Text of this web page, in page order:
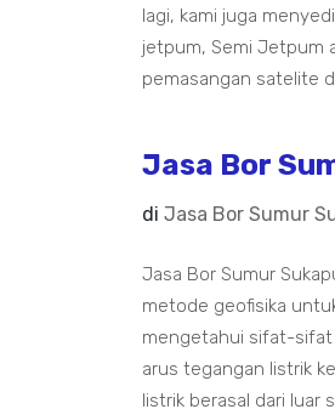
lagi, kami juga
jetpum, Semi Jetpum
pemasangan satelite
Jasa Bor
di Jasa Bor Sumur
Jasa Bor Sumur
metode geofisika
mengetahui sifat-sifat
arus tegangan listrik
listrik berasal dari luar